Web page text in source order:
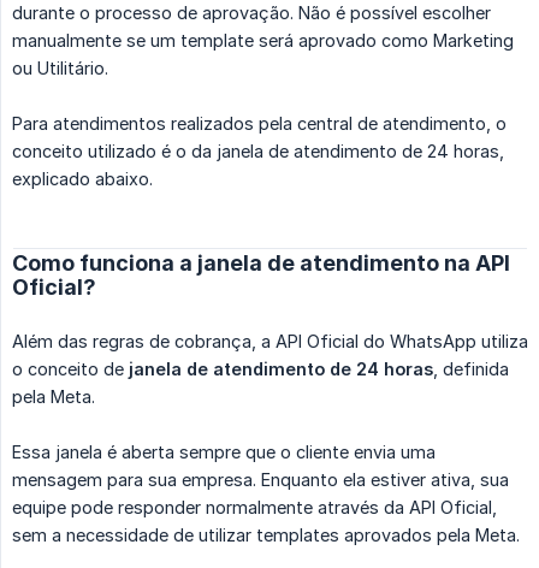
durante o processo de aprovação. Não é possível escolher
manualmente se um template será aprovado como Marketing
ou Utilitário.
Para atendimentos realizados pela central de atendimento, o
conceito utilizado é o da janela de atendimento de 24 horas,
explicado abaixo.
Como funciona a janela de atendimento na API
Oficial?
Além das regras de cobrança, a API Oficial do WhatsApp utiliza
o conceito de janela de atendimento de 24 horas , definida
pela Meta.
Essa janela é aberta sempre que o cliente envia uma
mensagem para sua empresa. Enquanto ela estiver ativa, sua
equipe pode responder normalmente através da API Oficial,
sem a necessidade de utilizar templates aprovados pela Meta.